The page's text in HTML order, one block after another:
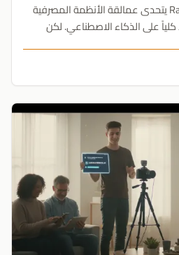
رائد الأعمال Randy Fernando يتحدى عمالقة الأنظمة المصرفية
على الذكاء الاصطناعي. لكن